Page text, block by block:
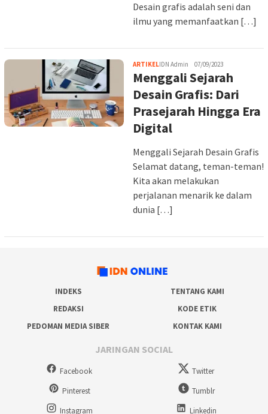
Desain grafis adalah seni dan
ilmu yang memanfaatkan […]
ARTIKELIDN Admin 07/09/2023
Menggali Sejarah
Desain Grafis: Dari
Prasejarah Hingga Era
Digital
Menggali Sejarah Desain Grafis
Selamat datang, teman-teman!
Kita akan melakukan
perjalanan menarik ke dalam
dunia […]
INDEKS
TENTANG KAMI
REDAKSI
KODE ETIK
PEDOMAN MEDIA SIBER
KONTAK KAMI
JARINGAN SOCIAL
Facebook
Twitter
Pinterest
Tumblr
Instagram
Linkedin